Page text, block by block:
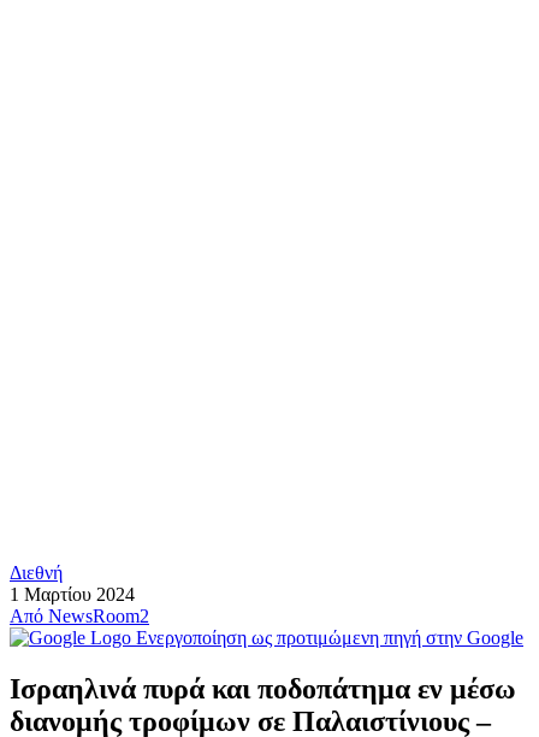
Διεθνή
1 Μαρτίου 2024
Από NewsRoom2
Ενεργοποίηση ως προτιμώμενη πηγή στην Google
Ισραηλινά πυρά και ποδοπάτημα εν μέσω
διανομής τροφίμων σε Παλαιστίνιους –